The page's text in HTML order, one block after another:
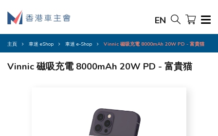
EN
主頁 車迷 eShop 車迷 e-Shop Vinnic 磁吸充電 8000mAh 20W PD - 富貴猫
Vinnic 磁吸充電 8000mAh 20W PD - 富貴猫